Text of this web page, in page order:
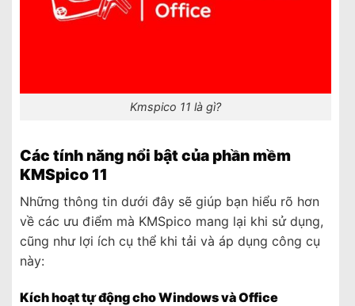
Kmspico 11 là gì?
Các tính năng nổi bật của phần mềm
KMSpico 11
Những thông tin dưới đây sẽ giúp bạn hiểu rõ hơn
về các ưu điểm mà KMSpico mang lại khi sử dụng,
cũng như lợi ích cụ thể khi tải và áp dụng công cụ
này:
Kích hoạt tự động cho Windows và Office